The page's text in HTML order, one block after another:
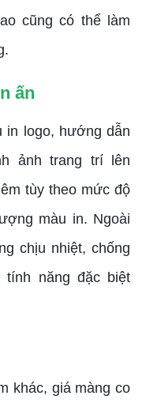
cũng có thể làm
ấn
in logo, hướng dẫn
ảnh trang trí lên
tùy theo mức độ
màu in. Ngoài
chịu nhiệt, chống
năng đặc biệt
khác, giá màng co